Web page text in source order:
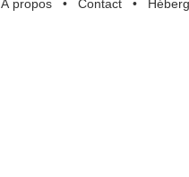
À propos• Contact•